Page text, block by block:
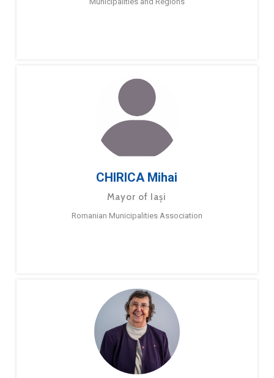
CHIRICA Mihai
Mayor of Iași
Romanian Municipalities Association